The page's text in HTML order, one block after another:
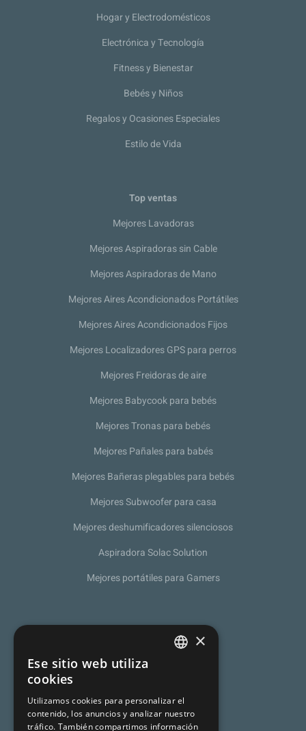
Hogar y Electrodomésticos
Electrónica y Tecnología
Fitness y Bienestar
Bebés y Niños
Regalos y Ocasiones Especiales
Estilo de Vida
Top ventas
Mejores Lavadoras
Mejores Aspiradoras sin Cable
Mejores Aspiradoras de Mano
Mejores Aires Acondicionados Portátiles
Mejores Aires Acondicionados Fijos
Mejores Localizadores GPS para perros
Mejores Freidoras de aire
Mejores Babycook para bebés
Mejores Tronas para bebés
Mejores Pañales para babés
Mejores Bañeras plegables para bebés
Mejores Subwoofer para casa
Mejores deshumificadores silenciosos
Aspiradora Solac Solution
Mejores portátiles para Gamers
Sobre nosotros
Política de Privacidad
Aviso legal ENGLISH
×
Ese sitio web utiliza
cookies
Utilizamos cookies para personalizar el
contenido, los anuncios y analizar nuestro
tráfico. También compartimos información